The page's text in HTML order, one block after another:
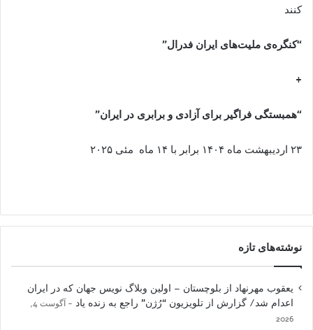
کنند
“کنگرهی ملیتھای ایران فدرال”
+
“ھمبستگی فراگیر برای آزادی و برابری در ایران”
۲۳ اردیبھشت ماه ۱۴۰۴ برابر با ۱۴ ماه مئی ۲۰۲۵
نوشته‌های تازه
یعقوب مهرنهاد از بلوچستان – اولین وبلاگ نویس جهان که در ایران
اعدام شد/ گزارش از تلویزیون “رُژن” راجع به زنده یاد
آگوست 4,
2026